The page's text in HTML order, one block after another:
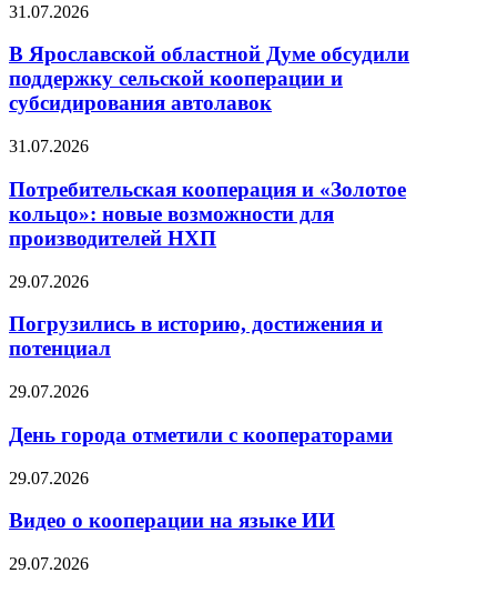
31.07.2026
В Ярославской областной Думе обсудили
поддержку сельской кооперации и
субсидирования автолавок
31.07.2026
Потребительская кооперация и «Золотое
кольцо»: новые возможности для
производителей НХП
29.07.2026
Погрузились в историю, достижения и
потенциал
29.07.2026
День города отметили с кооператорами
29.07.2026
Видео о кооперации на языке ИИ
29.07.2026